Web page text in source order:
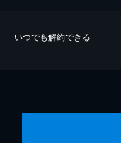
いつでも解約できる